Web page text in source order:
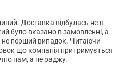
Доставка відбулась не в
було вказано в замовленні, а
не перший випадок. Читаючи
що компанія притримується
нам, а не раджу.